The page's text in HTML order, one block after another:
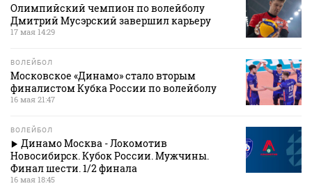
Олимпийский чемпион по волейболу
Дмитрий Мусэрский завершил карьеру
17 мая 14:29
ВОЛЕЙБОЛ
Московское «Динамо» стало вторым
финалистом Кубка России по волейболу
16 мая 21:47
ВОЛЕЙБОЛ
Динамо Москва - Локомотив
Новосибирск. Кубок России. Мужчины.
Финал шести. 1/2 финала
16 мая 18:45